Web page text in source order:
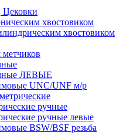
Цековки
хвостовиком
хвостовиком
ЛЕВЫЕ
UNC/UNF м/р
ручные
ручные левые
BSW/BSF резьба